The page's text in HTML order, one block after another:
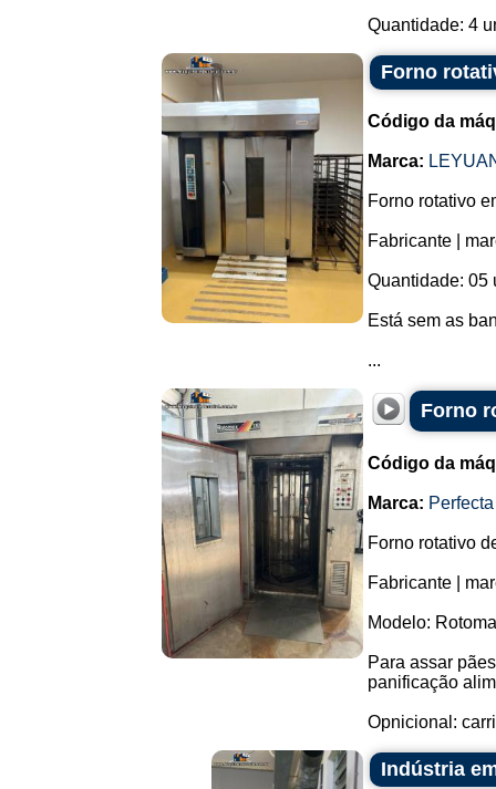
Quantidade: 4
Forno
Código da
Marca:
Forno rotativo
Fabricante |
Quantidade: 05
Está sem as
...
Forno
Código da
Marca:
Forno rotativo
Fabricante |
Modelo:
Para assar
panificação
Opnicional:
Indústria